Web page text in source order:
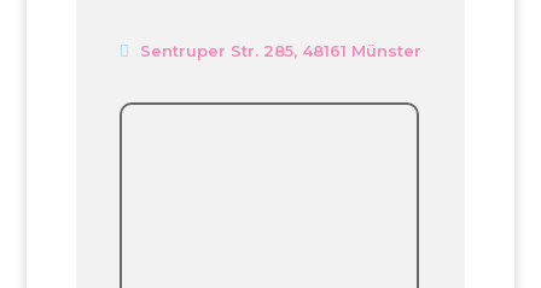
Sentruper Str. 285, 48161 Münster